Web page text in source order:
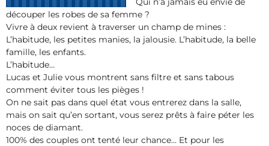
découper les robes de sa femme ?
Vivre à deux revient à traverser un champ de mines :
L’habitude, les petites manies, la jalousie. L’habitude, la belle
famille, les enfants.
L’habitude…
Lucas et Julie vous montrent sans filtre et sans tabous
comment éviter tous les pièges !
On ne sait pas dans quel état vous entrerez dans la salle,
mais on sait qu’en sortant, vous serez prêts à faire péter les
noces de diamant.
100% des couples ont tenté leur chance… Et pour les